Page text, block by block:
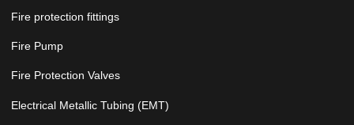
Fire protection fittings
Fire Pump
Fire Protection Valves
Electrical Metallic Tubing (EMT)